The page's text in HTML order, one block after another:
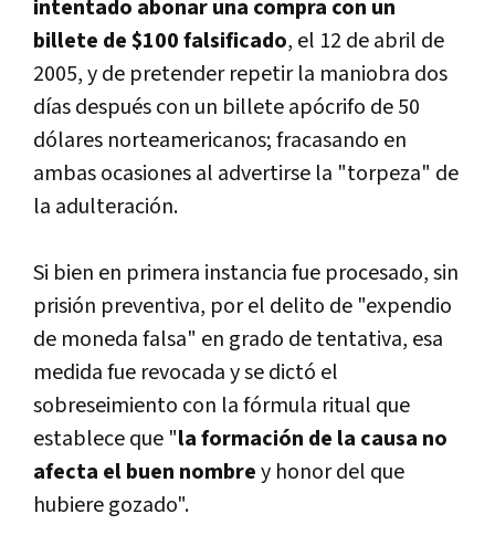
intentado abonar una compra con un
billete de $100 falsificado, el 12 de abril de
2005, y de pretender repetir la maniobra dos
dí­as después con un billete apócrifo de 50
dólares norteamericanos; fracasando en
ambas ocasiones al advertirse la "torpeza" de
la adulteración.
Si bien en primera instancia fue procesado, sin
prisión preventiva, por el delito de "expendio
de moneda falsa" en grado de tentativa, esa
medida fue revocada y se dictó el
sobreseimiento con la fórmula ritual que
establece que "la formación de la causa no
afecta el buen nombrey honor del que
hubiere gozado".